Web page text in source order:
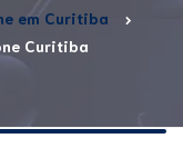
em Curitiba
Curitiba